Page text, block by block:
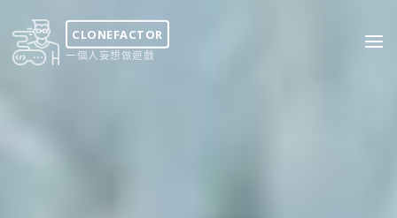
content
CLONEFACTOR
一個人妄想做遊戲